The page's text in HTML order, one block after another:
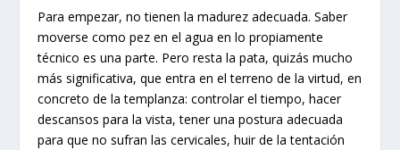
Para empezar, no tienen la madurez adecuada. Saber
moverse como pez en el agua en lo propiamente
técnico es una parte. Pero resta la pata, quizás mucho
más significativa, que entra en el terreno de la virtud, en
concreto de la templanza: controlar el tiempo, hacer
descansos para la vista, tener una postura adecuada
para que no sufran las cervicales, huir de la tentación